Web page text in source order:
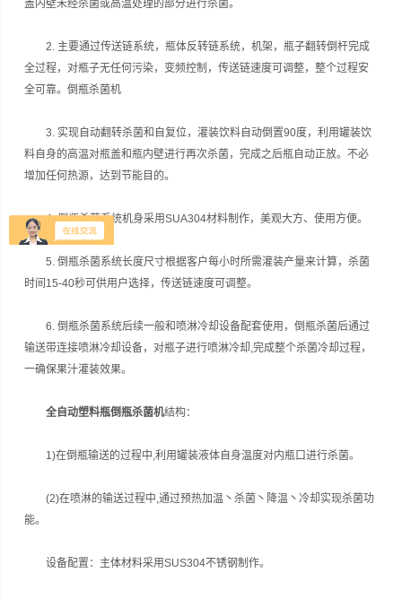
盖内壁未经杀菌或高温处理的部分进行杀菌。
2. 主要通过传送链系统，瓶体反转链系统，机架，瓶子翻转倒杆完成
全过程，对瓶子无任何污染，变频控制，传送链速度可调整，整个过程安
全可靠。倒瓶杀菌机
3. 实现自动翻转杀菌和自复位，灌装饮料自动倒置90度，利用罐装饮
料自身的高温对瓶盖和瓶内壁进行再次杀菌，完成之后瓶自动正放。不必
增加任何热源，达到节能目的。
4. 倒瓶杀菌系统机身采用SUA304材料制作，美观大方、使用方便。
5. 倒瓶杀菌系统长度尺寸根据客户每小时所需灌装产量来计算，杀菌
时间15-40秒可供用户选择，传送链速度可调整。
6. 倒瓶杀菌系统后续一般和喷淋冷却设备配套使用，倒瓶杀菌后通过
输送带连接喷淋冷却设备，对瓶子进行喷淋冷却,完成整个杀菌冷却过程，
一确保果汁灌装效果。
全自动塑料瓶倒瓶杀菌机结构：
1)在倒瓶输送的过程中,利用罐装液体自身温度对内瓶口进行杀菌。
(2)在喷淋的输送过程中,通过预热加温丶杀菌丶降温丶冷却实现杀菌功
能。
设备配置：主体材料采用SUS304不锈钢制作。